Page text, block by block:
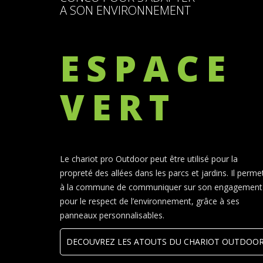
A SON ENVIRONNEMENT
ESPACE
VERT
Le chariot pro Outdoor peut être utilisé pour la
propreté des allées dans les parcs et jardins. Il
à la commune de communiquer sur son engagement
pour le respect de l’environnement, grâce à ses
panneaux personnalisables.
DECOUVREZ LES ATOUTS DU CHARIOT